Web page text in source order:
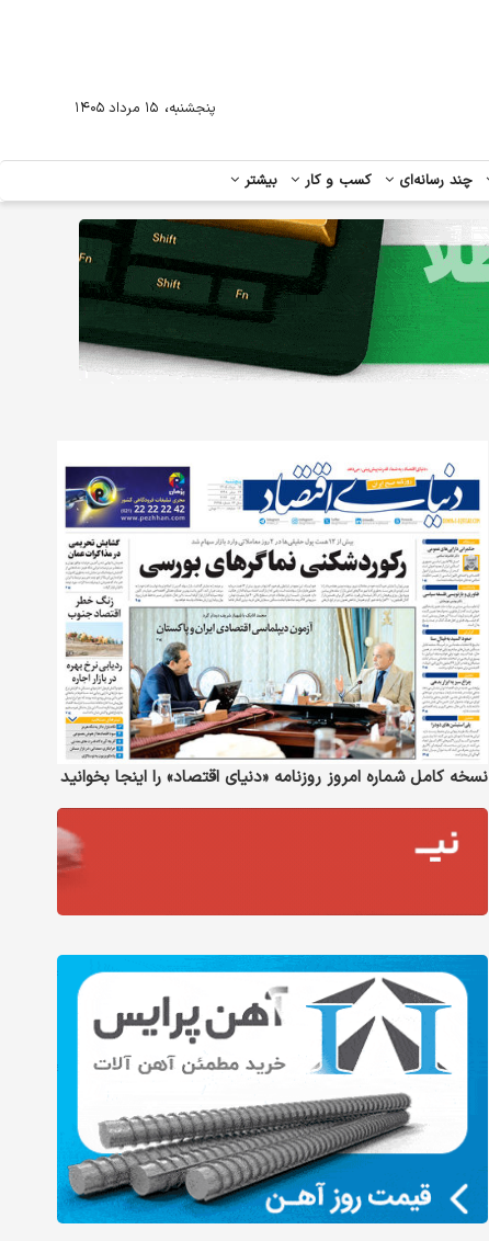
چند رسانه‌ای کسب و کار بیشتر
پنجشنبه، ۱۵ مرداد ۱۴۰۵
نسخه کامل شماره امروز روزنامه «دنیای‌ اقتصاد» را اینجا بخوانید